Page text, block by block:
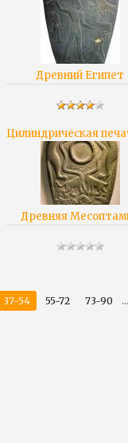
Древний Египет
Цилиндрическая
Древняя
37-54 55-72 73-90 ...